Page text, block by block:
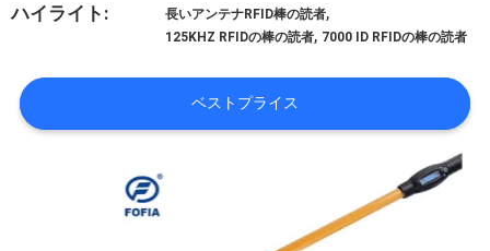
い
て
ハイライト: 長いアンテナRFID棒の読者,
125KHZ RFIDの棒の読者, 7000 ID RFIDの棒の読者
ベストプライス